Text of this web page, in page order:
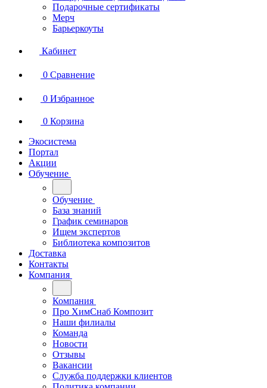
Подарочные сертификаты
Мерч
Барьеркоуты
Кабинет
0 Сравнение
0 Избранное
0 Корзина
Экосистема
Портал
Акции
Обучение
Обучение
База знаний
График семинаров
Ищем экспертов
Библиотека композитов
Доставка
Контакты
Компания
Компания
Про ХимСнаб Композит
Наши филиалы
Команда
Новости
Отзывы
Вакансии
Служба поддержки клиентов